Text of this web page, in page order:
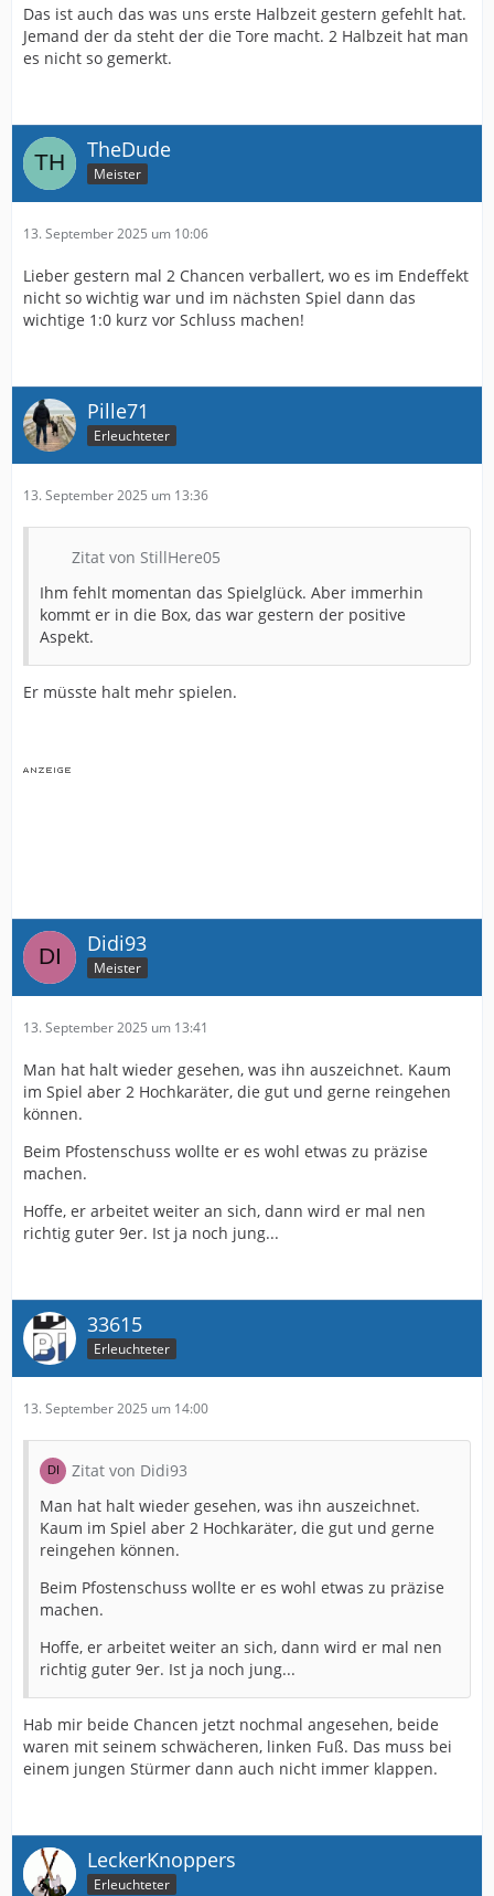
Das ist auch das was uns erste Halbzeit gestern gefehlt hat.
Jemand der da steht der die Tore macht. 2 Halbzeit hat man
es nicht so gemerkt.
TheDude
Meister
13. September 2025 um 10:06
Lieber gestern mal 2 Chancen verballert, wo es im Endeffekt
nicht so wichtig war und im nächsten Spiel dann das
wichtige 1:0 kurz vor Schluss machen!
Pille71
Erleuchteter
13. September 2025 um 13:36
Zitat von StillHere05
Ihm fehlt momentan das Spielglück. Aber immerhin
kommt er in die Box, das war gestern der positive
Aspekt.
Er müsste halt mehr spielen.
Didi93
Meister
13. September 2025 um 13:41
Man hat halt wieder gesehen, was ihn auszeichnet. Kaum
im Spiel aber 2 Hochkaräter, die gut und gerne reingehen
können.
Beim Pfostenschuss wollte er es wohl etwas zu präzise
machen.
Hoffe, er arbeitet weiter an sich, dann wird er mal nen
richtig guter 9er. Ist ja noch jung...
33615
Erleuchteter
13. September 2025 um 14:00
Zitat von Didi93
Man hat halt wieder gesehen, was ihn auszeichnet.
Kaum im Spiel aber 2 Hochkaräter, die gut und gerne
reingehen können.
Beim Pfostenschuss wollte er es wohl etwas zu präzise
machen.
Hoffe, er arbeitet weiter an sich, dann wird er mal nen
richtig guter 9er. Ist ja noch jung...
Hab mir beide Chancen jetzt nochmal angesehen, beide
waren mit seinem schwächeren, linken Fuß. Das muss bei
einem jungen Stürmer dann auch nicht immer klappen.
LeckerKnoppers
Erleuchteter